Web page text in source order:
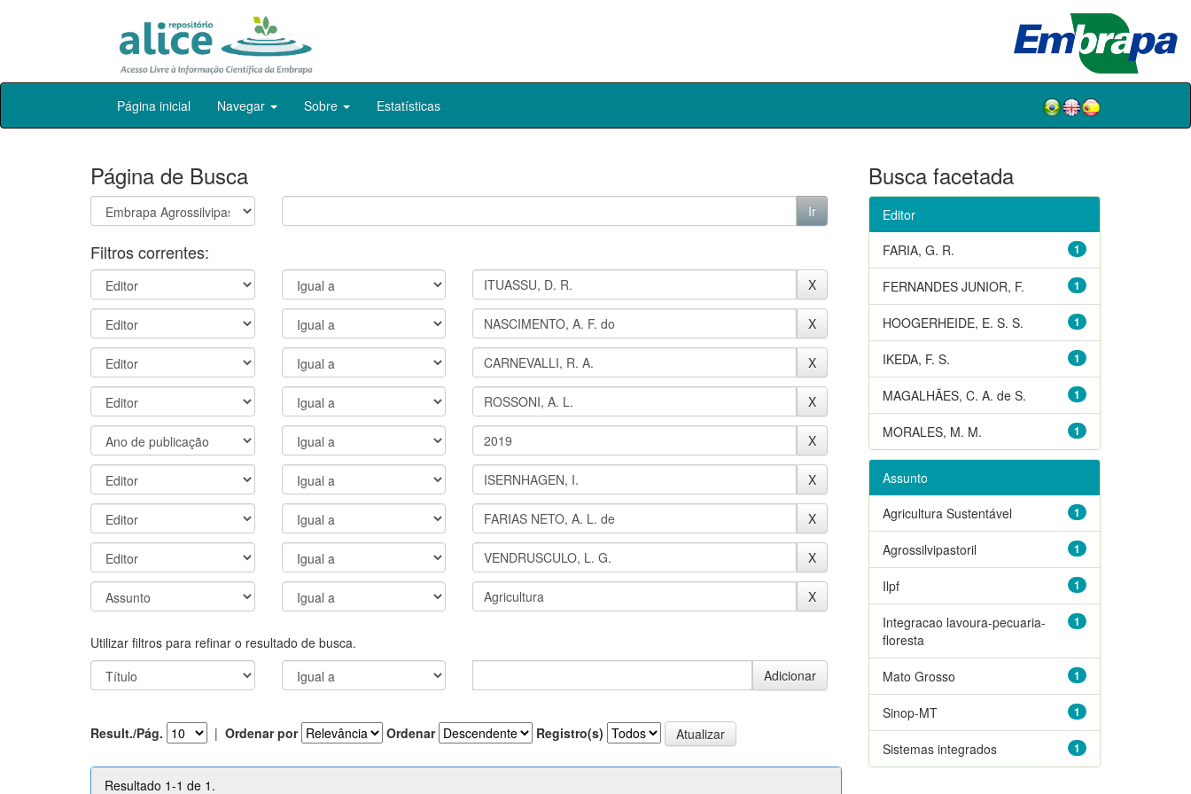
Skip
Página inicial Navegar Sobre Estatísticas
Página de Busca
Filtros correntes:
Utilizar filtros para refinar o resultado de busca.
Result./Pág. | Ordenar por Ordenar Registro(s)
Resultado 1-1 de 1.
Busca facetada
Editor
1
FARIA, G. R.
1
FERNANDES JUNIOR, F.
1
HOOGERHEIDE, E. S. S.
1
IKEDA, F. S.
1
MAGALHÃES, C. A. de S.
1
MORALES, M. M.
Assunto
1
Agricultura Sustentável
1
Agrossilvipastoril
1
Ilpf
1
Integracao lavoura-pecuaria-
floresta
1
Mato Grosso
1
Sinop-MT
1
Sistemas integrados